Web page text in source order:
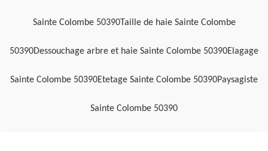
Sainte Colombe 50390Taille de haie Sainte Colombe
50390Dessouchage arbre et haie Sainte Colombe 50390Elagage
Sainte Colombe 50390Etetage Sainte Colombe 50390Paysagiste
Sainte Colombe 50390